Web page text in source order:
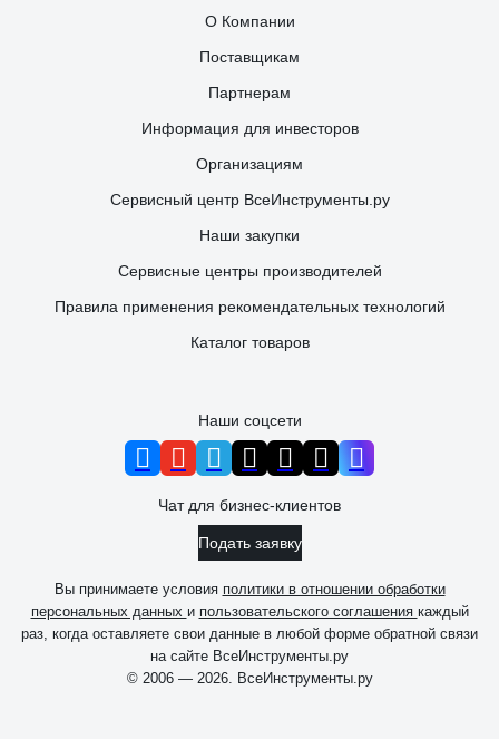
О Компании
Поставщикам
Партнерам
Информация для инвесторов
Организациям
Сервисный центр ВсеИнструменты.ру
Наши закупки
Сервисные центры производителей
Правила применения рекомендательных технологий
Каталог товаров
Наши соцсети
Чат для бизнес-клиентов
Подать заявку
Вы принимаете условия политики в отношении обработки
персональных данных и пользовательского соглашения каждый
раз, когда оставляете свои данные в любой форме обратной связи
на сайте ВсеИнструменты.ру
© 2006 — 2026. ВсеИнструменты.ру